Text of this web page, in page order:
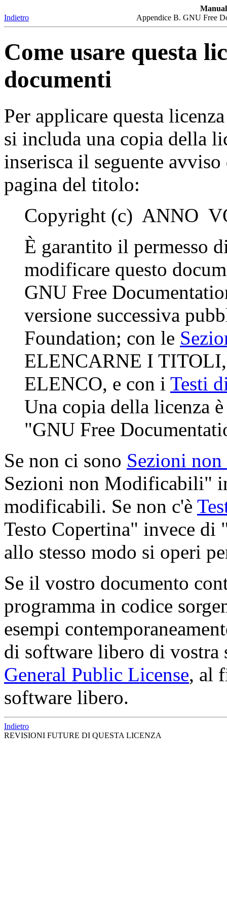
Indietro
Appendice B. GNU Free
Come usare questa
documenti
Per applicare questa
si includa una copia della
inserisca il seguente
pagina del titolo:
Copyright (c) ANNO
È garantito il permesso
modificare questo
GNU Free
versione successiva
Foundation; con le
ELENCARNE I
ELENCO, e con i Testi
Una copia della licenza
"GNU Free
Se non ci sono Sezioni
Sezioni non Modificabili"
modificabili. Se non c'è
Testo Copertina" invece
allo stesso modo si operi
Se il vostro documento
programma in codice
esempi
di software libero di vostra
General Public License, al
software libero.
Indietro
REVISIONI FUTURE DI QUESTA LICENZA